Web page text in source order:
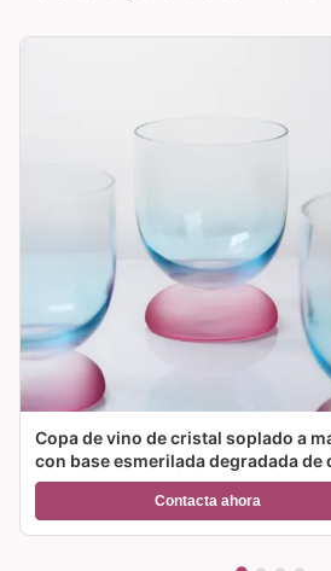
Copa de vino de cristal soplado a
con base esmerilada degradada de
colores y capacidad de 300 ml para
cóctel y decoración del hogar
Contacta ahora